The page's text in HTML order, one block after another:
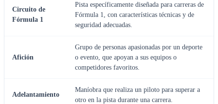
Circuito de
Fórmula 1
Pista específicamente diseñada para carreras de
Fórmula 1, con características técnicas y de
seguridad adecuadas.
Afición
Grupo de personas apasionadas por un deporte
o evento, que apoyan a sus equipos o
competidores favoritos.
Adelantamiento
Maníobra que realiza un piloto para superar a
otro en la pista durante una carrera.